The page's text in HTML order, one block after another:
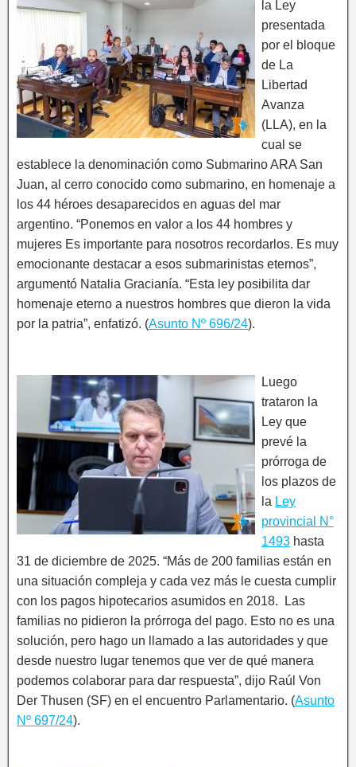
la Ley
presentada
por el bloque
de La
Libertad
Avanza
(LLA), en la
cual se
establece la denominación como Submarino ARA San
Juan, al cerro conocido como submarino, en homenaje a
los 44 héroes desaparecidos en aguas del mar
argentino. “Ponemos en valor a los 44 hombres y
mujeres Es importante para nosotros recordarlos. Es muy
emocionante destacar a esos submarinistas eternos”,
argumentó Natalia Gracianía. “Esta ley posibilita dar
homenaje eterno a nuestros hombres que dieron la vida
por la patria”, enfatizó. (Asunto Nº 696/24).
Luego
trataron la
Ley que
prevé la
prórroga de
los plazos de
la Ley
provincial N°
1493 hasta
31 de diciembre de 2025. “Más de 200 familias están en
una situación compleja y cada vez más le cuesta cumplir
con los pagos hipotecarios asumidos en 2018. Las
familias no pidieron la prórroga del pago. Esto no es una
solución, pero hago un llamado a las autoridades y que
desde nuestro lugar tenemos que ver de qué manera
podemos colaborar para dar respuesta”, dijo Raúl Von
Der Thusen (SF) en el encuentro Parlamentario. (Asunto
Nº 697/24).